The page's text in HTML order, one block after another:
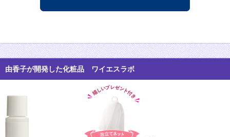
由香子が開発した化粧品 ワイエスラボ